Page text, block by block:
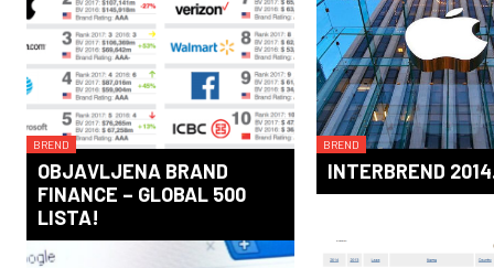
BREND
OBJAVLJENA BRAND
FINANCE – GLOBAL 500
LISTA!
BREND
INTERBREND